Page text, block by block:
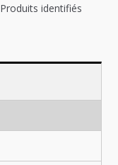
Produits identifiés